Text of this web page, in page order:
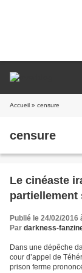
Accueil » censure
censure
Le cinéaste
partiellement
Publié le 24/02/2016
Par darkness-
Dans une dépêche
cour d’appel de
prison ferme